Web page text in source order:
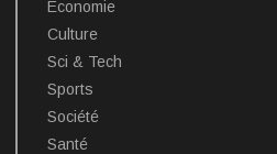
Economie
Culture
Sci & Tech
Sports
Société
Santé